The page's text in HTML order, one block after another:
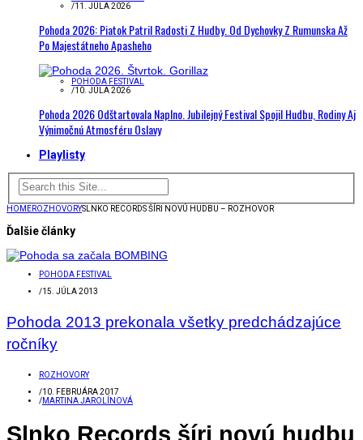
/11. JÚLA 2026
Pohoda 2026: Piatok Patril Radosti Z Hudby. Od Dychovky Z Rumunska Až
Po Majestátneho Apasheho
POHODA FESTIVAL
/10. JÚLA 2026
Pohoda 2026 Odštartovala Naplno. Jubilejný Festival Spojil Hudbu, Rodiny Aj
Výnimočnú Atmosféru Oslavy
Playlisty
HOMEROZHOVORYSLNKO RECORDS ŠÍRI NOVÚ HUDBU – ROZHOVOR
Ďalšie články
POHODA FESTIVAL
/15. JÚLA 2013
Pohoda 2013 prekonala všetky predchádzajúce
ročníky
ROZHOVORY
/10. FEBRUÁRA 2017
/MARTINA JAROLÍNOVÁ
Slnko Records šíri novú hudbu